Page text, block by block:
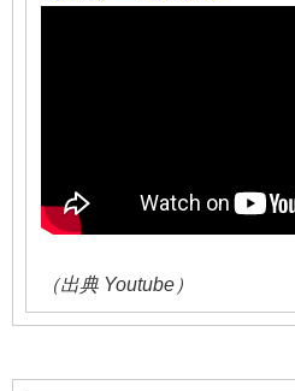
（出典 Youtube）